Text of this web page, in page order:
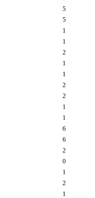
5
5
1
1
2
1
1
2
2
1
1
6
6
2
0
1
2
1